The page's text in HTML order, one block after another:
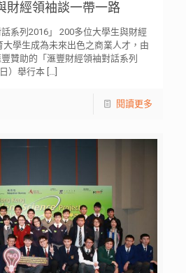
財經領袖談一帶一路
系列2016」 200多位大學生與財經
學生成為未來出色之商業人才，由
贊助的「滙豐財經領袖對話系列
）舉行本[…]
閱讀更多